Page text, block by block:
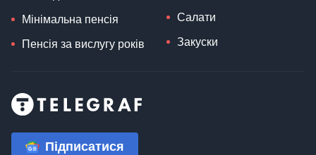
Мінімальна пенсія
Пенсія за вислугу років
Салати
Закуски
Підписатися